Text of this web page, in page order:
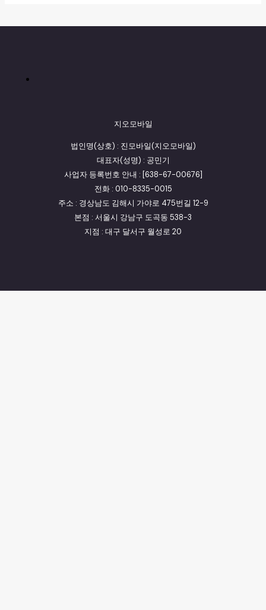
지오모바일
법인명(상호) : 진모바일(지오모바일)
대표자(성명) : 공민기
사업자 등록번호 안내 : [638-67-00676]
전화 : 010-8335-0015
주소 : 경상남도 김해시 가야로 475번길 12-9
본점 : 서울시 강남구 도곡동 538-3
지점 : 대구 달서구 월성로 20